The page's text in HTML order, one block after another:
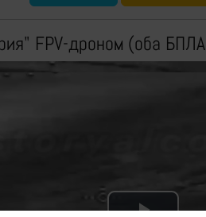
FPV-дроном (оба